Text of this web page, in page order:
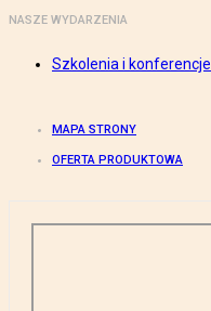
NASZE WYDARZENIA
Szkolenia i konferencje
MAPA STRONY
OFERTA PRODUKTOWA